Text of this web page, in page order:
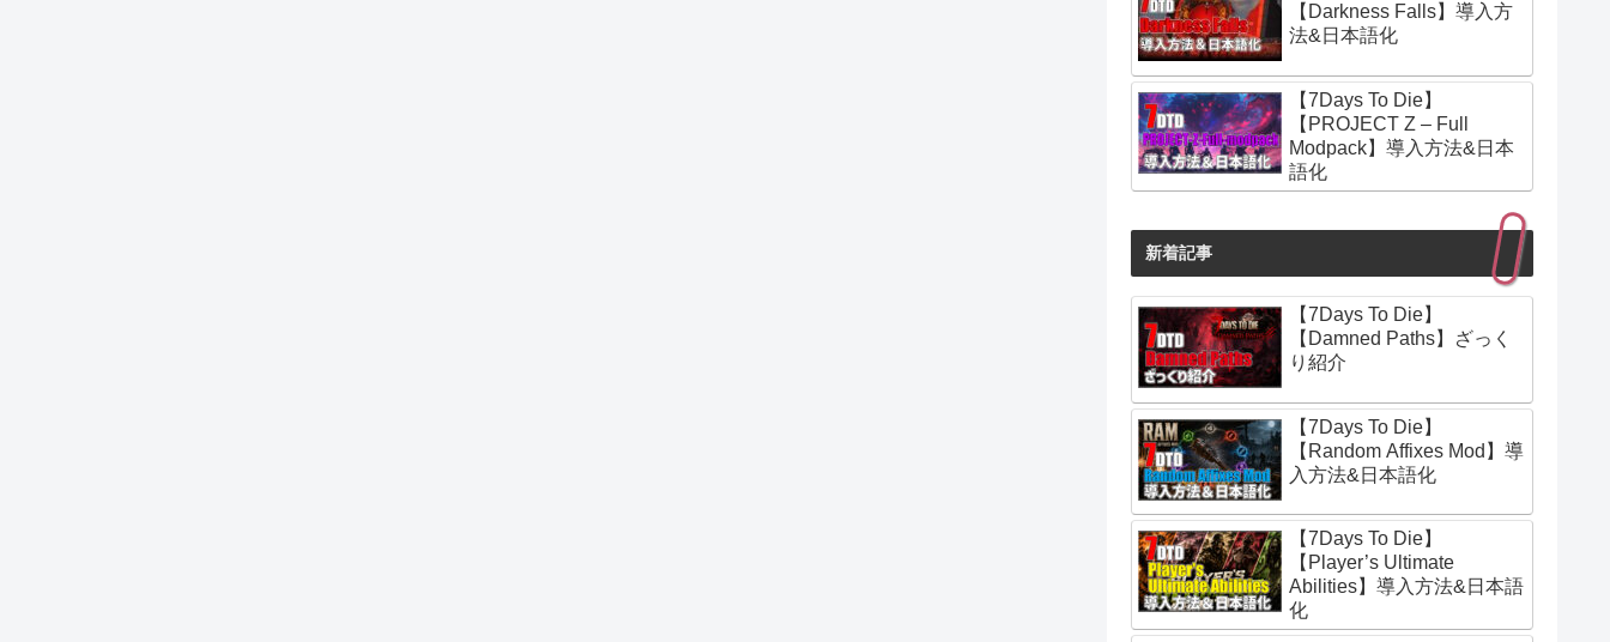
【Darkness Falls】導入方
法&日本語化
【7Days To Die】
【PROJECT Z – Full
Modpack】導入方法&日本
語化
新着記事
【7Days To Die】
【Damned Paths】ざっく
り紹介
【7Days To Die】
【Random Affixes Mod】導
入方法&日本語化
【7Days To Die】
【Player’s Ultimate
Abilities】導入方法&日本語
化